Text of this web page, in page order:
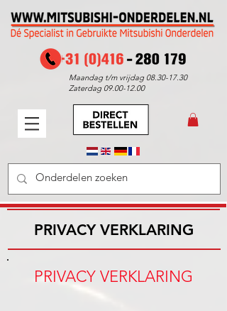
Maandag t/m vrijdag 08.30-17.30
Zaterdag 09.00-12.00
PRIVACY VERKLARING
PRIVACY VERKLARING